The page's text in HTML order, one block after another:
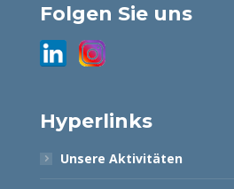
Folgen Sie uns
Hyperlinks
Unsere Aktivitäten